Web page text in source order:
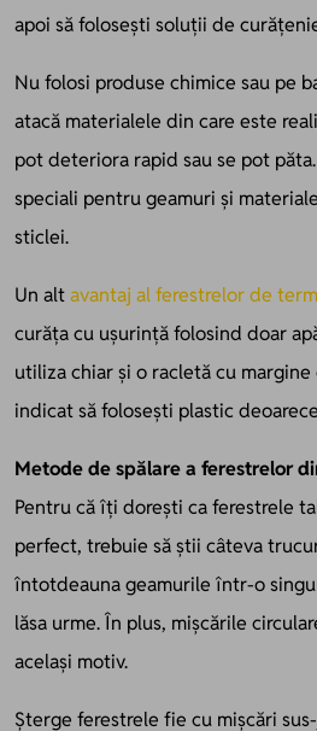
apoi să folosești soluții de
Nu folosi produse chimice sau pe
atacă materialele din care este
pot deteriora rapid sau se pot
speciali pentru geamuri și
sticlei.
Un altavantaj al ferestrelor de
curăța cu ușurință folosind doar
utiliza chiar și o racletă cu
indicat să folosești plastic
Metode de spălare a ferestrelor
Pentru că îți dorești ca ferestrele
perfect, trebuie să știi câteva
întotdeauna geamurile într-o
lăsa urme. În plus, mișcările
același motiv.
Șterge ferestrele fie cu mișcări